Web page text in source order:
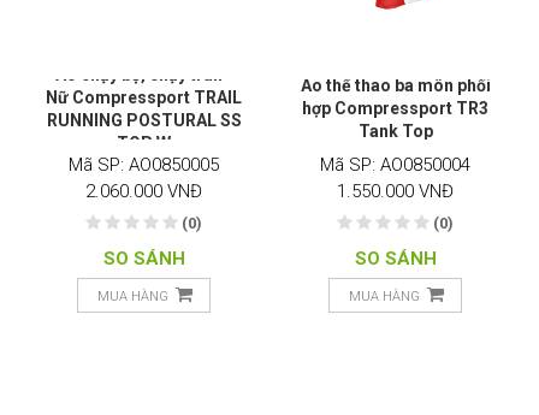
Nữ Compressport TRAIL
RUNNING POSTURAL SS
TOP W
Mã SP: AO0850005
2.060.000 VNĐ
(0)
SO SÁNH
MUA HÀNG
Áo thể thao ba môn phối
hợp Compressport TR3
Tank Top
Mã SP: AO0850004
1.550.000 VNĐ
(0)
SO SÁNH
MUA HÀNG